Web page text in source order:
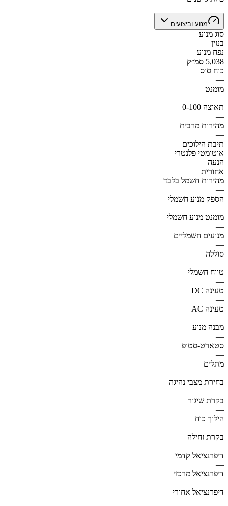
—
מנוע וביצועים
סוג מנוע
בנזין
נפח מנוע
5,038 סמ״ק
כוח סוס
—
מומנט
—
תאוצה 0-100
—
מהירות מרבית
—
תיבת הילוכים
אוטומטי פלנטרי
הנעה
אחורית
מהירות חשמל בלבד
—
הספק מנוע חשמלי
—
מומנט מנוע חשמלי
—
מנועים חשמליים
—
סוללה
—
טווח חשמלי
—
טעינה DC
—
טעינה AC
—
מבנה מנוע
—
סטארט-סטופ
—
מתלים
—
בחירת מצבי נהיגה
—
בקרת שיגור
—
הילוך כוח
—
בקרת זחילה
—
דיפרנציאל קדמי
—
דיפרנציאל מרכזי
—
דיפרנציאל אחורי
—